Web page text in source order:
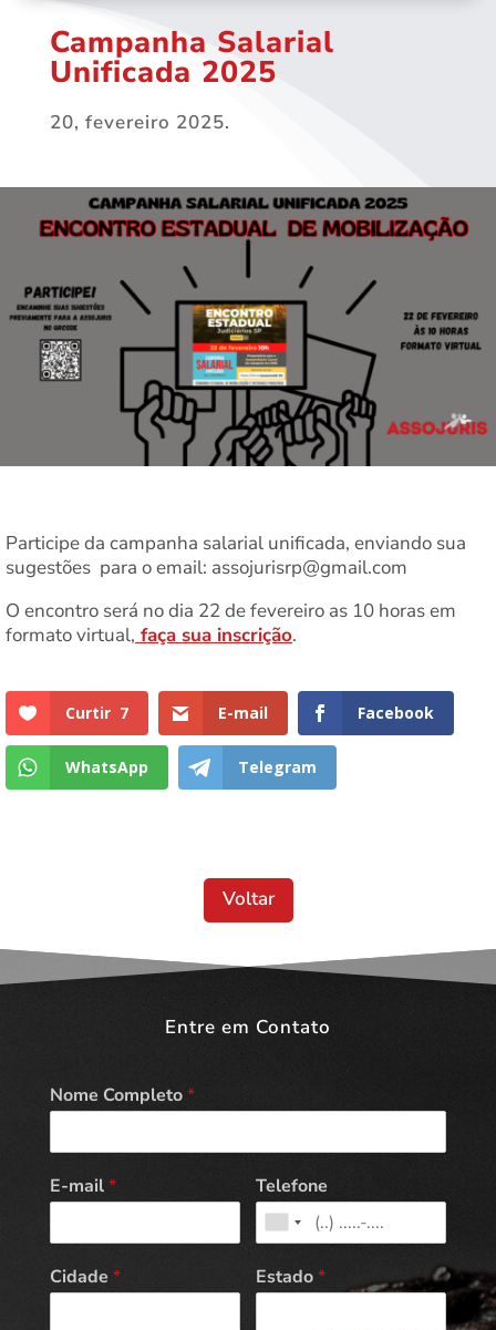
Campanha Salarial
Unificada 2025
20, fevereiro 2025.
Participe da campanha salarial unificada, enviando sua
sugestões para o email: assojurisrp@gmail.com
O encontro será no dia 22 de fevereiro as 10 horas em
formato virtual, faça sua inscrição.
Curtir 7 E-mail Facebook
WhatsApp Telegram
Voltar
Entre em Contato
Nome Completo*
E-mail* Telefone
Cidade * Estado*